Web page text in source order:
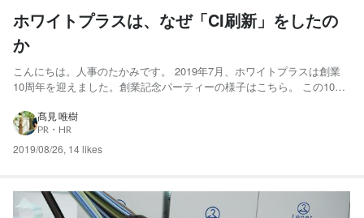
ホワイトプラスは、なぜ「CI刷新」をしたの
か
こんにちは。人事のたかみです。 2019年7月、ホワイトプラスは創業
10周年を迎えました。創業記念パーティーの様子はこちら。 この10年
また祝福の声も多数いただきまして、社員一同、気が引き締まる思い
髙見 唯樹
PR・HR
2019/08/26, 14 likes